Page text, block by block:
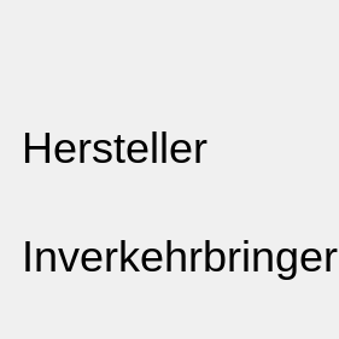
Hersteller
Inverkehrbringer